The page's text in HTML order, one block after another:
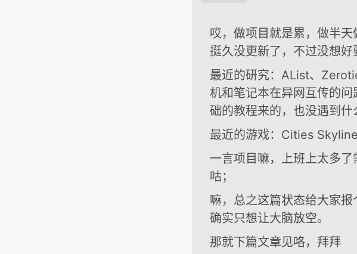
哎，做项目就是累，做半天
挺久没更新了，不过没想好
最近的研究：AList、
机和笔记本在异网互传的
础的教程来的，也没遇到什
最近的游戏：Cities
一言项目嘛，上班上太多
咕；
嘛，总之这篇状态给大家
确实只想让大脑放空。
那就下篇文章见咯，拜拜